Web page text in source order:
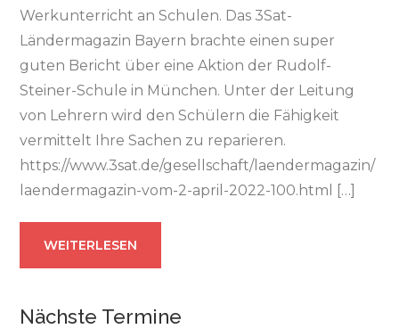
Werkunterricht an Schulen. Das 3Sat-
Ländermagazin Bayern brachte einen super
guten Bericht über eine Aktion der Rudolf-
Steiner-Schule in München. Unter der Leitung
von Lehrern wird den Schülern die Fähigkeit
vermittelt Ihre Sachen zu reparieren.
https://www.3sat.de/gesellschaft/laendermagazin/
laendermagazin-vom-2-april-2022-100.html […]
WEITERLESEN
Nächste Termine